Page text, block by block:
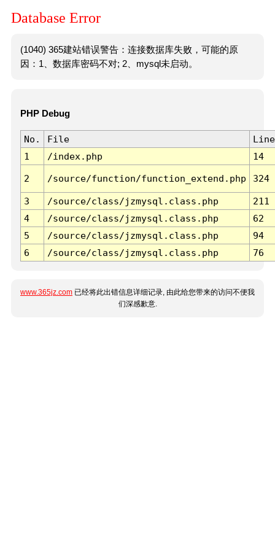
Database Error
(1040) 365建站错误警告：连接数据库失败，可能的原
因：1、数据库密码不对; 2、mysql未启动。
PHP Debug
No. File
Line
1
/index.php 14
2 /source/function/function_extend.php 324
3 /source/class/jzmysql.class.php
211
4
/source/class/jzmysql.class.php
62
5
/source/class/jzmysql.class.php
94
6
/source/class/jzmysql.class.php 76
www.365jz.com 已经将此出错信息详细记录, 由此给您带来的访问不便我
们深感歉意.